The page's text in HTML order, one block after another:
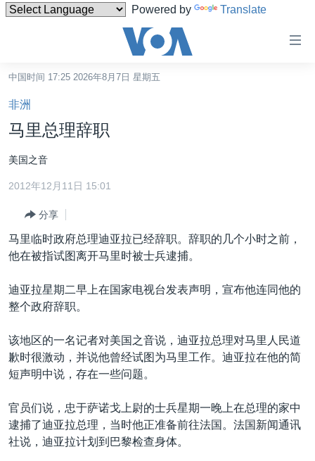
Powered by Translate
碍
链
接
跳
转
内
转
到
航
跳
到
检
索
台湾
港澳
国际
最新国际新闻
中东
非洲
美洲
分类新闻
人权·法律·宗教
军事
劳工
热点专题
国会报道
美中关系
埃博拉疫情
美国之音专访
VOA今日焦点
中文广播
关注我们
中国时间 17:25 2026年8月7日 星期五
非洲
马里总理辞职
美国之音
2012年12月11日 15:01
分享
马里临时政府总理迪亚拉已经辞职。辞职的几个小时之前，
他在被指试图离开马里时被士兵逮捕。
迪亚拉星期二早上在国家电视台发表声明，宣布他连同他的
整个政府辞职。
该地区的一名记者对美国之音说，迪亚拉总理对马里人民道
歉时很激动，并说他曾经试图为马里工作。迪亚拉在他的简
短声明中说，存在一些问题。
官员们说，忠于萨诺戈上尉的士兵星期一晚上在总理的家中
逮捕了迪亚拉总理，当时他正准备前往法国。法国新闻通讯
社说，迪亚拉计划到巴黎检查身体。